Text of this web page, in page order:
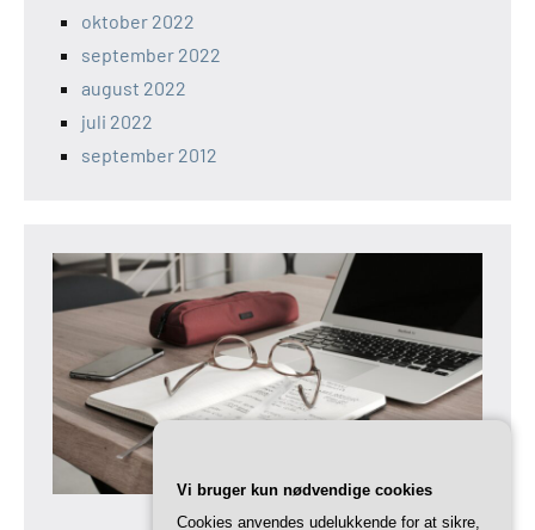
oktober 2022
september 2022
august 2022
juli 2022
september 2012
Vi bruger kun nødvendige cookies
Cookies anvendes udelukkende for at sikre,